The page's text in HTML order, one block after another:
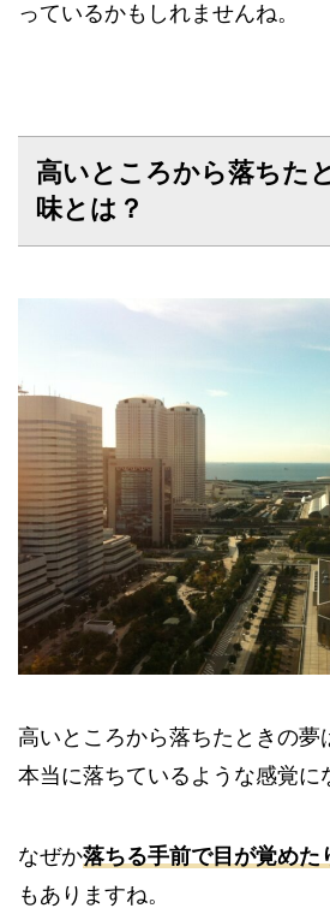
っているかもしれませんね。
高いところから落ちた
味とは？
高いところから落ちたときの夢
本当に落ちているような感覚に
なぜか落ちる手前で目が覚めた
もありますね。